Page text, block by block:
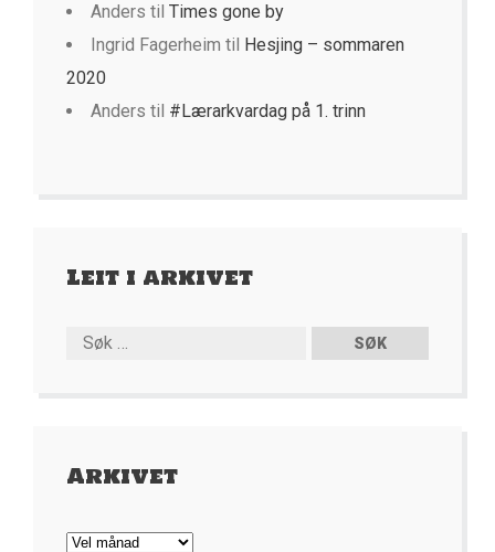
Anders til Times gone by
Ingrid Fagerheim til Hesjing – sommaren
2020
Anders til #Lærarkvardag på 1. trinn
Leit i arkivet
Arkivet
Arkivet